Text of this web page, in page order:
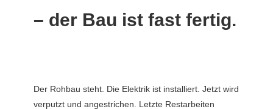
– der Bau ist fast fertig.
Der Rohbau steht. Die Elektrik ist installiert. Jetzt wird
verputzt und angestrichen. Letzte Restarbeiten